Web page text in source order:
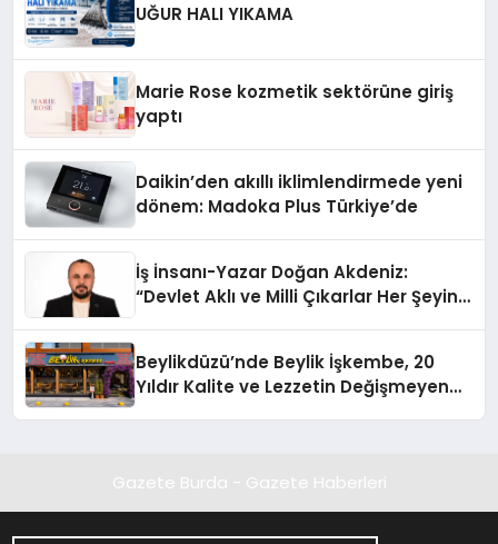
UĞUR HALI YIKAMA
Marie Rose kozmetik sektörüne giriş
yaptı
Daikin’den akıllı iklimlendirmede yeni
dönem: Madoka Plus Türkiye’de
İş İnsanı-Yazar Doğan Akdeniz:
“Devlet Aklı ve Milli Çıkarlar Her Şeyin
Beylikdüzü’nde Beylik İşkembe, 20
Yıldır Kalite ve Lezzetin Değişmeyen
Gazete Burda - Gazete Haberleri